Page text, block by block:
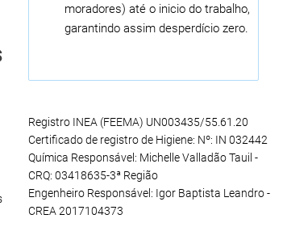
moradores) até o inicio do trabalho,
garantindo assim desperdício zero.
Registro INEA (FEEMA) UN003435/55.61.20
Certificado de registro de Higiene: Nº: IN 032442
Química Responsável: Michelle Valladão Tauil -
CRQ: 03418635-3ª Região
Engenheiro Responsável: Igor Baptista Leandro -
CREA 2017104373